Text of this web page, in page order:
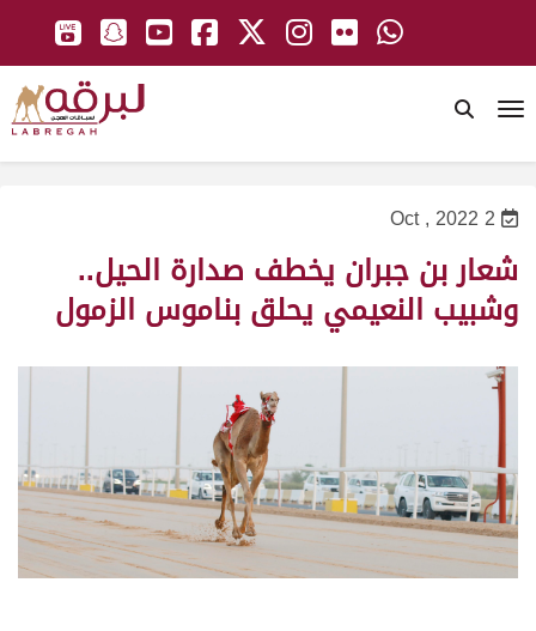
2 Oct , 2022
شعار بن جبران يخطف صدارة الحيل..
وشبيب النعيمي يحلق بناموس الزمول